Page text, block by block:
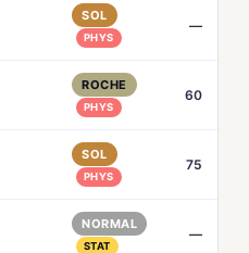
SOL
PHYS
—
ROCHE
PHYS
60
SOL
PHYS
75
NORMAL
STAT
—